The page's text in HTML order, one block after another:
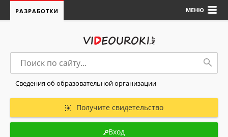
МЕНЮ
РАЗРАБОТКИ
Сведения об образовательной организации
Получите свидетельство
Вход